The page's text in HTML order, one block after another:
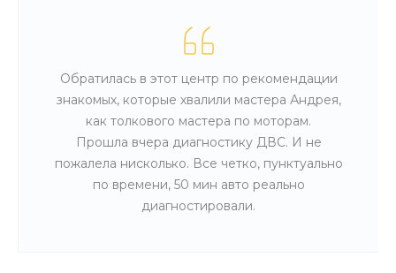
Обратилась в этот центр по рекомендации
знакомых, которые хвалили мастера Андрея,
как толкового мастера по моторам.
Прошла вчера диагностику ДВС. И не
пожалела нисколько. Все четко, пунктуально
по времени, 50 мин авто реально
диагностировали.